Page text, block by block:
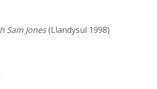
Sam Jones(Llandysul 1998)